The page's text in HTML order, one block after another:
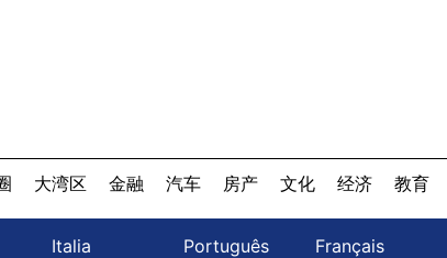
大湾区 金融 汽车 房产 文化 经济 教育
Italia Português Français